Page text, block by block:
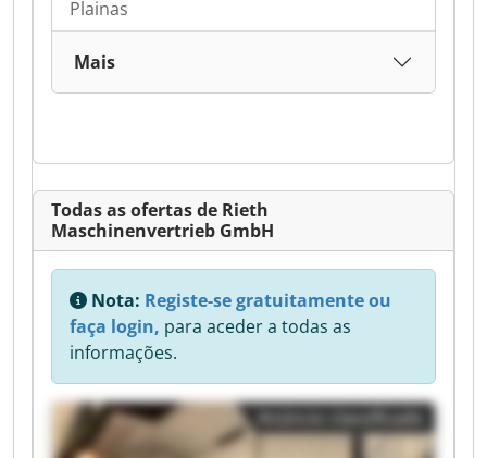
Plainas
Mais
Todas as ofertas de Rieth
Maschinenvertrieb GmbH
Nota: Registe-se gratuitamente ou
faça login, para aceder a todas as
informações.